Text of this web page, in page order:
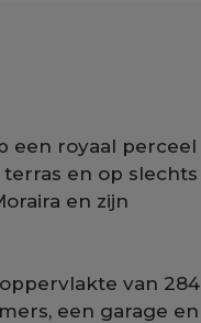
een royaal perceel
terras en op slechts
en zijn
van 284
een garage en